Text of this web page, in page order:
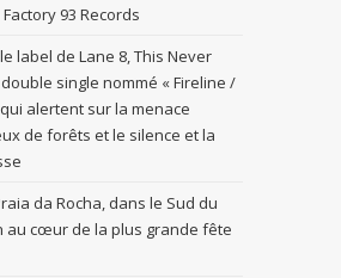
93 Records
label de Lane 8, This Never
single nommé « Fireline /
alertent sur la menace
de forêts et le silence et la
da Rocha, dans le Sud du
au cœur de la plus grande fête